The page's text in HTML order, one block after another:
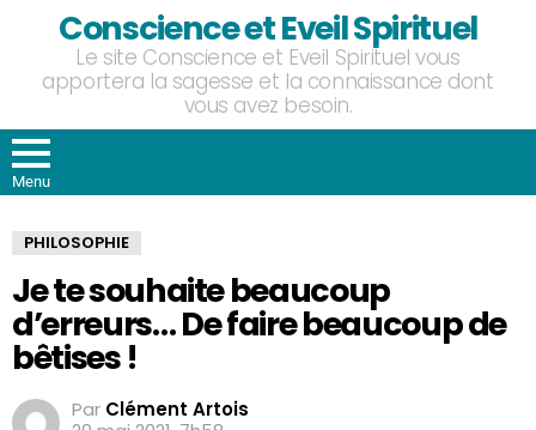
Conscience et Eveil Spirituel
Le site Conscience et Eveil Spirituel vous
apportera la sagesse et la connaissance dont
vous avez besoin.
Menu
PHILOSOPHIE
Je te souhaite beaucoup
d’erreurs… De faire beaucoup de
bêtises !
Par Clément Artois